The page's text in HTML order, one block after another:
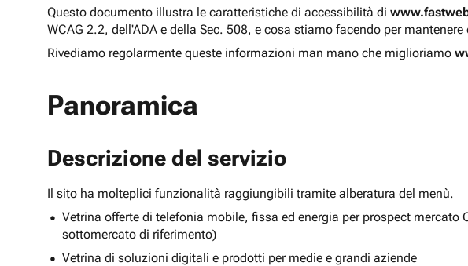
Questo documento illustra le caratteristiche di accessibilità di
WCAG 2.2, dell'ADA e della Sec. 508, e cosa stiamo facendo per
Rivediamo regolarmente queste informazioni man mano che miglioriamo
Panoramica
Descrizione del servizio
Il sito ha molteplici funzionalità raggiungibili tramite alberatura del menù.
Vetrina offerte di telefonia mobile, fissa ed energia per prospect
sottomercato di riferimento)
Vetrina di soluzioni digitali e prodotti per medie e grandi aziende